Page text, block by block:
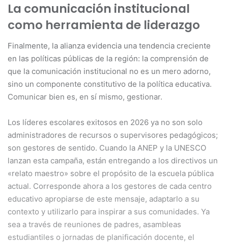
La comunicación institucional
como herramienta de liderazgo
Finalmente, la alianza evidencia una tendencia creciente
en las políticas públicas de la región: la comprensión de
que la comunicación institucional no es un mero adorno,
sino un componente constitutivo de la política educativa.
Comunicar bien es, en sí mismo, gestionar.
Los líderes escolares exitosos en 2026 ya no son solo
administradores de recursos o supervisores pedagógicos;
son gestores de sentido. Cuando la ANEP y la UNESCO
lanzan esta campaña, están entregando a los directivos un
«relato maestro» sobre el propósito de la escuela pública
actual. Corresponde ahora a los gestores de cada centro
educativo apropiarse de este mensaje, adaptarlo a su
contexto y utilizarlo para inspirar a sus comunidades. Ya
sea a través de reuniones de padres, asambleas
estudiantiles o jornadas de planificación docente, el